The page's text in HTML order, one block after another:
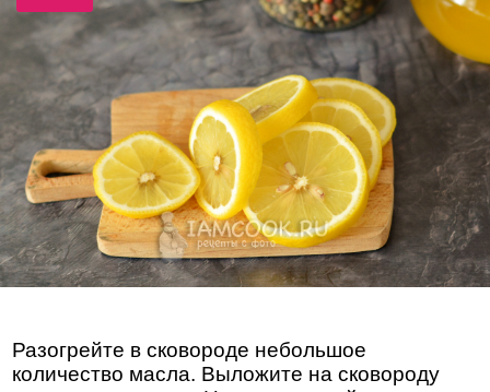
Разогрейте в сковороде небольшое
количество масла. Выложите на сковороду